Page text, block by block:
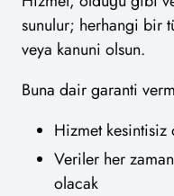
sunulur; herhangi bir
veya kanuni olsun.
Buna dair garanti
Hizmet kesintisiz
Veriler her
olacak